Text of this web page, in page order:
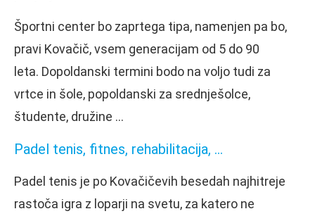
Športni center bo zaprtega tipa, namenjen pa bo,
pravi Kovačič, vsem generacijam od 5 do 90
leta. Dopoldanski termini bodo na voljo tudi za
vrtce in šole, popoldanski za srednješolce,
študente, družine …
Padel tenis, fitnes, rehabilitacija, …
Padel tenis je po Kovačičevih besedah najhitreje
rastoča igra z loparji na svetu, za katero ne